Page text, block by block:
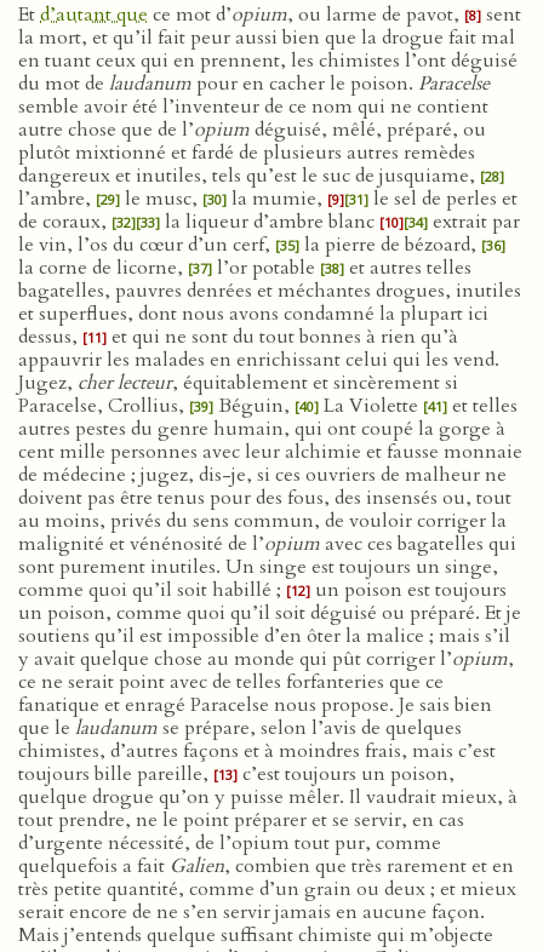
Etd’autant que ce mot d’opium, ou larme de pavot, [8] sent
la mort, et qu’il fait peur aussi bien que la drogue fait mal
en tuant ceux qui en prennent, les chimistes l’ont déguisé
du mot de laudanumpour en cacher le poison. Paracelse
semble avoir été l’inventeur de ce nom qui ne contient
autre chose que de l’opiumdéguisé, mêlé, préparé, ou
plutôt mixtionné et fardé de plusieurs autres remèdes
dangereux et inutiles, tels qu’est le suc de jusquiame, [28]
l’ambre, [29] le musc, [30] la mumie, [9][31] le sel de perles et
de coraux, [32][33] la liqueur d’ambre blanc [10][34] extrait par
le vin, l’os du cœur d’un cerf, [35] la pierre de bézoard, [36]
la corne de licorne, [37] l’or potable [38] et autres telles
bagatelles, pauvres denrées et méchantes drogues, inutiles
et superflues, dont nous avons condamné la plupart ici
dessus, [11] et qui ne sont du tout bonnes à rien qu’à
appauvrir les malades en enrichissant celui qui les vend.
Jugez, cher lecteur, équitablement et sincèrement si
Paracelse, Crollius, [39] Béguin, [40] La Violette [41] et telles
autres pestes du genre humain, qui ont coupé la gorge à
cent mille personnes avec leur alchimie et fausse monnaie
de médecine ; jugez, dis-je, si ces ouvriers de malheur ne
doivent pas être tenus pour des fous, des insensés ou, tout
au moins, privés du sens commun, de vouloir corriger la
malignité et vénénosité de l’opiumavec ces bagatelles qui
sont purement inutiles. Un singe est toujours un singe,
comme quoi qu’il soit habillé ; [12] un poison est toujours
un poison, comme quoi qu’il soit déguisé ou préparé. Et je
soutiens qu’il est impossible d’en ôter la malice ; mais s’il
y avait quelque chose au monde qui pût corriger l’opium,
ce ne serait point avec de telles forfanteries que ce
fanatique et enragé Paracelse nous propose. Je sais bien
que le laudanumse prépare, selon l’avis de quelques
chimistes, d’autres façons et à moindres frais, mais c’est
toujours bille pareille, [13] c’est toujours un poison,
quelque drogue qu’on y puisse mêler. Il vaudrait mieux, à
tout prendre, ne le point préparer et se servir, en cas
d’urgente nécessité, de l’opium tout pur, comme
quelquefois a fait Galien, combien que très rarement et en
très petite quantité, comme d’un grain ou deux ; et mieux
serait encore de ne s’en servir jamais en aucune façon.
Mais j’entends quelque suffisant chimiste qui m’objecte